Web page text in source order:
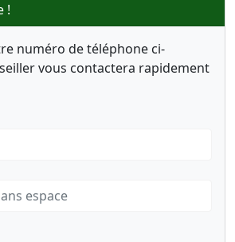
!
numéro de téléphone ci-
vous contactera rapidement